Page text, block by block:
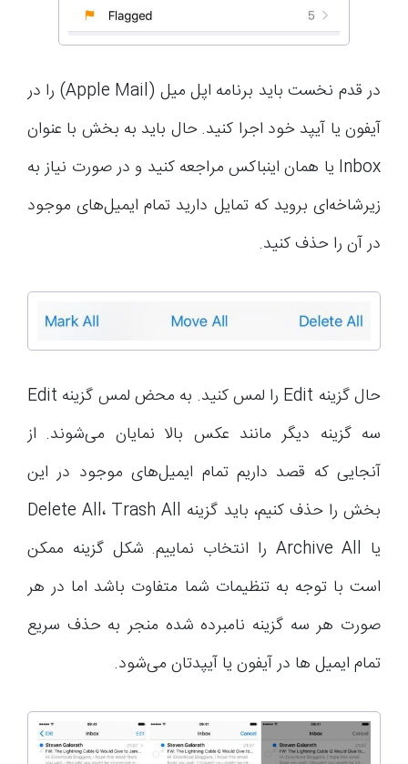
در قدم نخست باید برنامه اپل میل (Apple Mail) را در
آیفون یا آیپد خود اجرا کنید. حال باید به بخش با عنوان
Inbox یا همان اینباکس مراجعه کنید و در صورت نیاز به
زیرشاخه‌ای بروید که تمایل دارید تمام ایمیل‌های موجود
در آن را حذف کنید.
حال گزینه Edit را لمس کنید. به محض لمس گزینه Edit
سه گزینه دیگر مانند عکس بالا نمایان می‌شوند. از
آنجایی که قصد داریم تمام ایمیل‌های موجود در این
بخش را حذف کنیم، باید گزینه Delete All، Trash All
یا Archive All را انتخاب نماییم. شکل گزینه ممکن
است با توجه به تنظیمات شما متفاوت باشد اما در هر
صورت هر سه گزینه نامبرده شده منجر به حذف سریع
تمام ایمیل ها در آیفون یا آیپدتان می‌شود.